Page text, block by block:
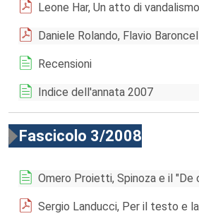
Leone Har, Un atto di
Daniele Rolando, Flavio
Recensioni
Indice dell'annata 2007
Fascicolo 3/2008
Omero Proietti, Spinoza e il "De
Sergio Landucci, Per il testo e